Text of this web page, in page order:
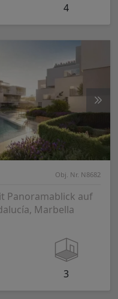
4
Obj. Nr. N8682
Panoramablick auf
Marbella
3